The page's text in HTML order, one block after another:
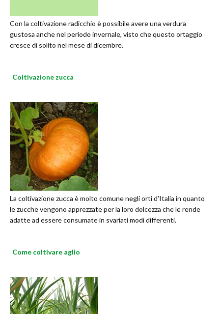
Con la coltivazione radicchio è possibile avere una verdura
gustosa anche nel periodo invernale, visto che questo ortaggio
cresce di solito nel mese di dicembre.
Coltivazione zucca
La coltivazione zucca è molto comune negli orti d'Italia in quanto
le zucche vengono apprezzate per la loro dolcezza che le rende
adatte ad essere consumate in svariati modi differenti.
Come coltivare aglio